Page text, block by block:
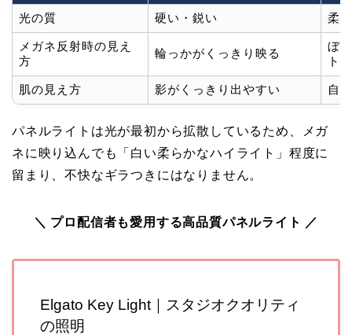
光の質 硬い・鋭い 柔
メガネ反射時の見え
方
輪っかがくっきり映る
ぼ
ト
肌の見え方 影がくっきり出やすい 自
パネルライトは光が最初から拡散しているため、メガ
ネに映り込んでも「白い柔らかなハイライト」程度に
留まり、不快なギラつきにはなりません。
＼ プロ配信者も愛用する高品質パネルライト ／
Elgato Key Light｜スタジオクオリティ
の照明